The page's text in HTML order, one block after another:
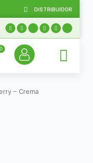
DISTRIBUIDOR
0
– Crema